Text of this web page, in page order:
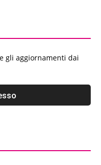
gli aggiornamenti dai